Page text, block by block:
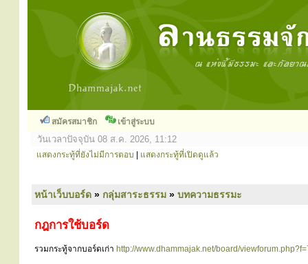
สมัครสมาชิก เข้าสู่ระบบ
วันเวลาปัจจุบัน 08 ส.ค. 2026, 11:12
แสดงกระทู้ที่ยังไม่มีการตอบ แสดงกระทู้ที่เปิดดูแล้ว
หน้าเว็บบอร์ด » กลุ่มสาระธรรม » บทความธรรมะ
กฎการใช้บอร์ด
รวมกระทู้จากบอร์ดเก่า http://www.dhammajak.net/board/